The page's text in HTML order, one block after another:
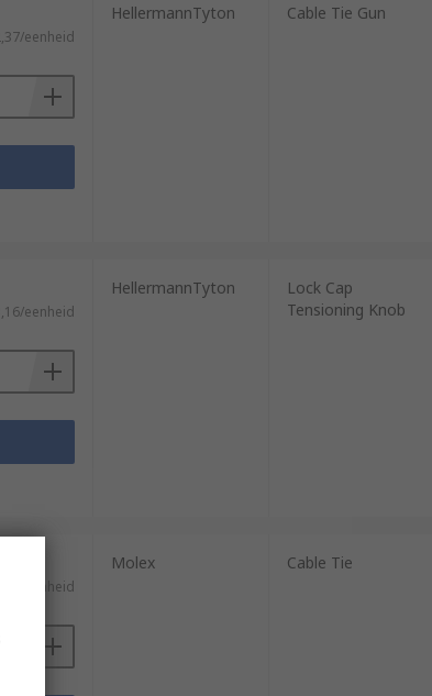
eenheid
HellermannTyton Cable Tie Gun
eenheid
HellermannTyton
Lock Cap
Tensioning Knob
eenheid
Molex Cable Tie